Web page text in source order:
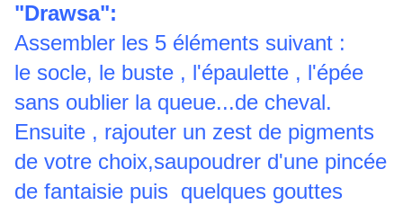
"Drawsa":
Assembler les 5 éléments suivant :
le socle, le buste , l'épaulette , l'épée
sans oublier la queue...de cheval.
Ensuite , rajouter un zest de pigments
de votre choix,saupoudrer d'une pincée
de fantaisie puis quelques gouttes